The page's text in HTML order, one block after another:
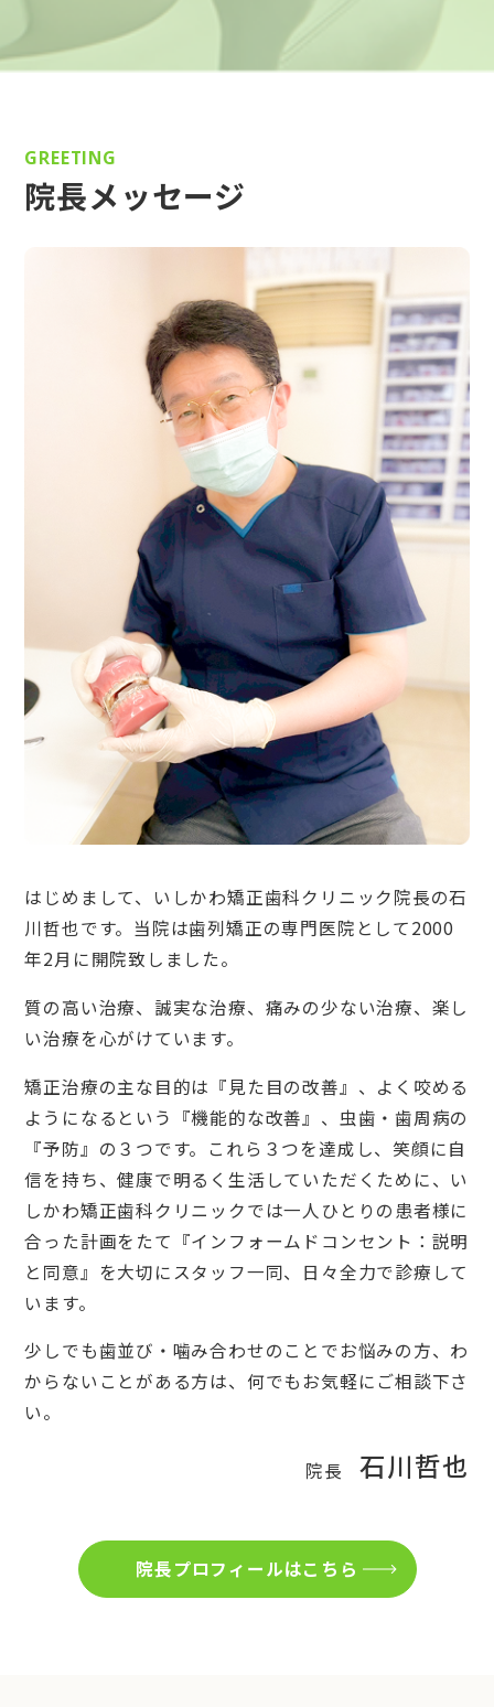
GREETING
院長メッセージ
はじめまして、いしかわ矯正歯科クリニック院長の石
川哲也です。当院は歯列矯正の専門医院として2000
年2月に開院致しました。
質の高い治療、誠実な治療、痛みの少ない治療、楽し
い治療を心がけています。
矯正治療の主な目的は『見た目の改善』、よく咬める
ようになるという『機能的な改善』、虫歯・歯周病の
『予防』の３つです。これら３つを達成し、笑顔に自
信を持ち、健康で明るく生活していただくために、い
しかわ矯正歯科クリニックでは一人ひとりの患者様に
合った計画をたて『インフォームドコンセント：説明
と同意』を大切にスタッフ一同、日々全力で診療して
います。
少しでも歯並び・噛み合わせのことでお悩みの方、わ
からないことがある方は、何でもお気軽にご相談下さ
い。
院長 石川哲也
院長プロフィールはこちら